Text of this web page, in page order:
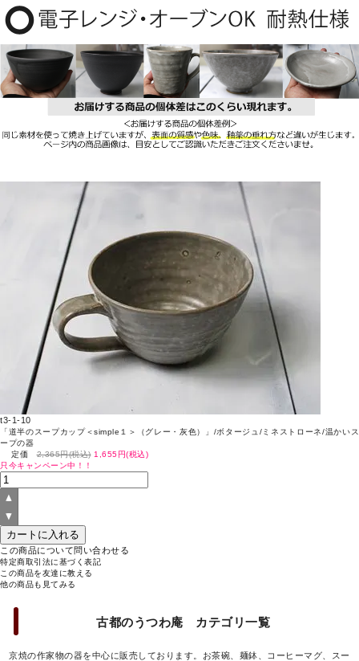
t3-1-10
「道半のスープカップ＜simple１＞（グレー・灰色）」/ボタージュ/ミネストローネ/温かいス
ープの器
定価2,365円(税込) 1,655円(税込)
只今キャンペーン中！！
この商品について問い合わせる
特定商取引法に基づく表記
この商品を友達に教える
他の商品も見てみる
古都のうつわ庵 カテゴリ一覧
京焼の作家物の器を中心に販売しております。お茶碗、麺鉢、コーヒーマグ、スー